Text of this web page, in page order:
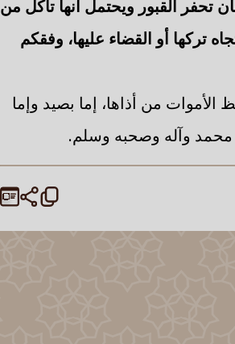
تحفر القبور ويحتمل أنها تأكل من
تركها أو القضاء عليها، وفقكم
الأموات من أذاها، إما بصيد وإما
محمد وآله وصحبه وسلم.